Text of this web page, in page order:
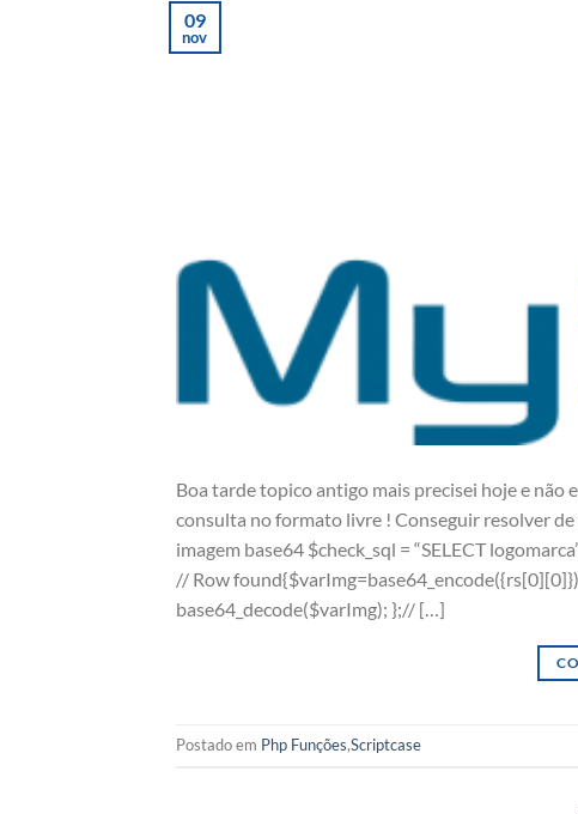
09
nov
Boa tarde topico antigo mais precisei hoje e
consulta no formato livre ! Conseguir resolver
imagem base64 $check_sql = “SELECT
// Row
base64_decode($varImg); };// […]
Postado em Php Funções,Scriptcase